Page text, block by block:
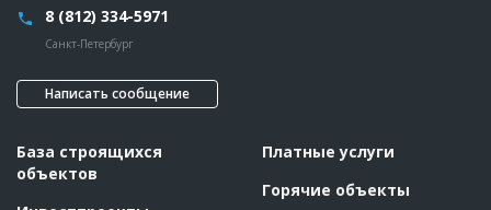
8 (812) 334-5971
Санкт-Петербург
Написать сообщение
База строящихся
объектов
Платные услуги
Горячие объекты